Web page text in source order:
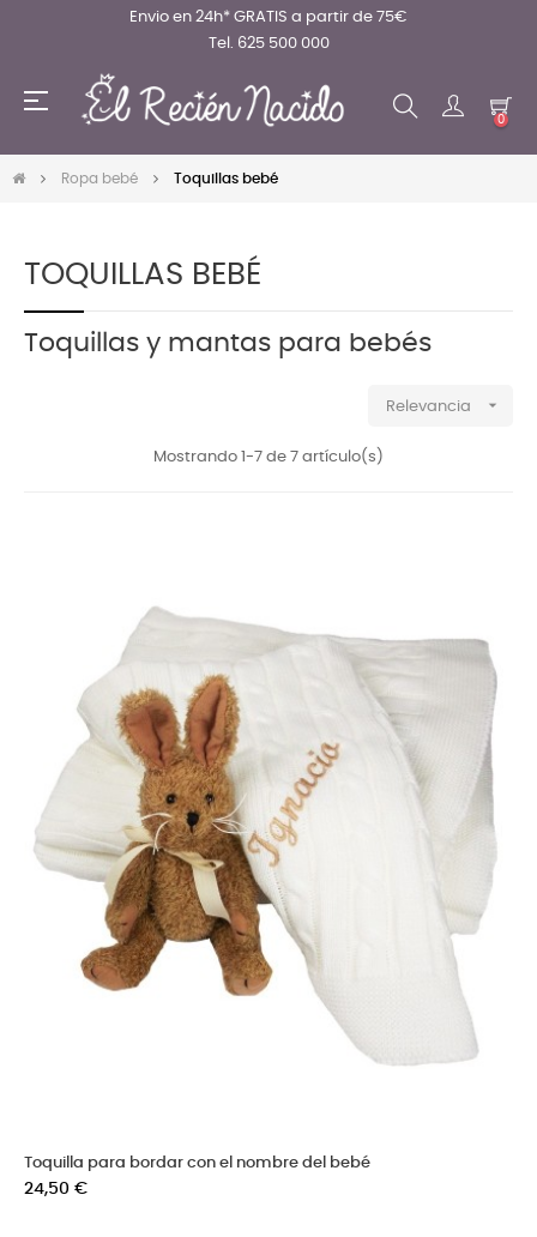
Envio en 24h* GRATIS a partir de 75€
Tel. 625 500 000
Navegación
☰
0
Ropa bebé Toquillas bebé
TOQUILLAS BEBÉ
Toquillas y mantas para bebés
Relevancia 
Mostrando 1-7 de 7 artículo(s)
Toquilla para bordar con el nombre del bebé
Precio
24,50 €